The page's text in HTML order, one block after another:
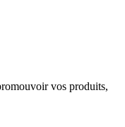
vos produits,